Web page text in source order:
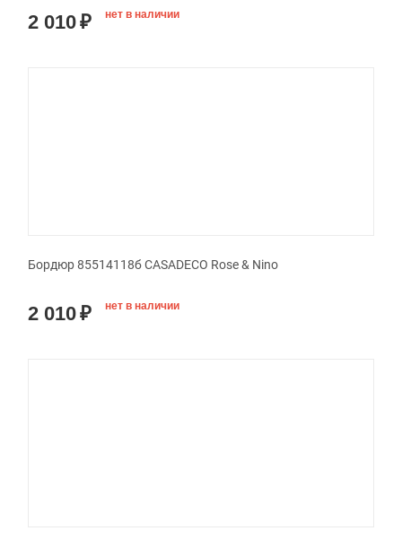
2 010₽ нет в наличии
Бордюр 85514118б CASADECO Rose & Nino
2 010₽ нет в наличии